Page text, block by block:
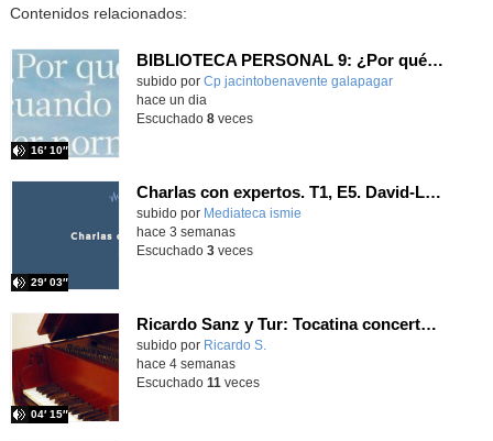
Contenidos relacionados:
BIBLIOTECA PERSONAL 9: ¿Por qué ser feliz cuando puedes ser normal?
Contenido educativo.
subido por Cp jacintobenavente galapagar
16′ 10″
-
hace un dia
Escuchado 8veces
Charlas con expertos. T1, E5. David-Li Ilundáin Reviriego
subido por Mediateca ismie
29′ 03″
hace 3 semanas
Escuchado 3veces
Ricardo Sanz y Tur: Tocatina concertante al aire español
subido por Ricardo S.
04′ 15″
hace 4 semanas
Escuchado 11 veces